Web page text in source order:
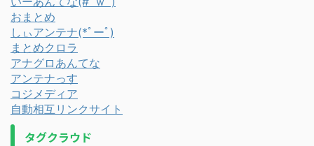
おまとめ
しぃアンテナ(*ﾟーﾟ)
まとめクロラ
アナグロあんてな
アンテナっす
コジメディア
自動相互リンクサイト
タグクラウド